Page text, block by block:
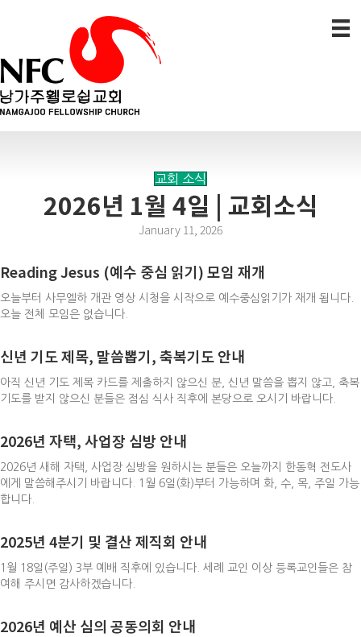
교회 소식
2026년 1월 4일 | 교회소식
January 11, 2026
Reading Jesus (예수 중심 읽기) 모임 재개
오늘부터 사무엘하 개관 영상 시청을 시작으로 예수중심읽기가 재개 됩니다.
오늘 전체 모임은 없습니다.
신년 기도 제목, 말씀뽑기, 축복기도 안내
아직 신년 기도 제목 카드를 제출하지 않으신 분, 신년 말씀을 뽑지 않고, 축복
기도를 받지 않으신 분들은 점심 식사 직후에 본당으로 오시기 바랍니다.
2026년 자택, 사업장 심방 안내
2026년 새해 자택, 사업장 심방을 원하시는 분들은 오늘까지 한동혁 전도사
에게 말씀해주시기 바랍니다. 1월 6일(화)부터 가능하며 화, 수, 목, 주일 가능
합니다.
2025년 4분기 및 결산 제직회 안내
1월 18일(주일) 3부 예배 직후에 있습니다. 세례 교인 이상 등록교인들은 참
여해 주시면 감사하겠습니다.
2026년 예산 심의 공동의회 안내